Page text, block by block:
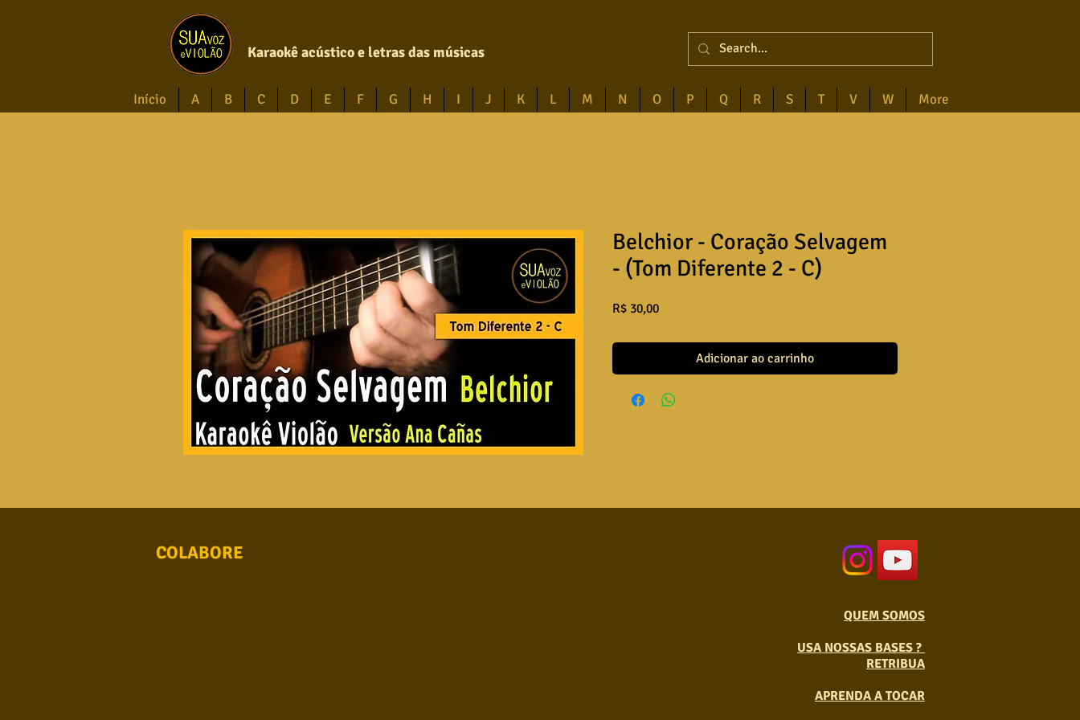
Karaokê acústico e letras das músicas
Início A B C D E F G H I J K L M N O P Q R S T V W More
Belchior - Coração Selvagem
- (Tom Diferente 2 - C)
R$ 30,00Preço
Adicionar ao carrinho
COLABORE
QUEM SOMOS
USA NOSSAS BASES ?
RETRIBUA
APRENDA A TOCAR